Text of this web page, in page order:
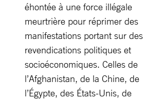
éhontée à une force illégale
meurtrière pour réprimer des
manifestations portant sur des
revendications politiques et
socioéconomiques. Celles de
l’Afghanistan, de la Chine, de
l’Égypte, des États-Unis, de